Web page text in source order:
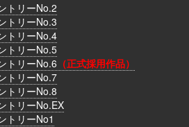
トリーNo.2
トリーNo.3
トリーNo.4
トリーNo.5
トリーNo.6 （正式採用作品）
トリーNo.7
トリーNo.8
トリーNo.EX
トリーNo1